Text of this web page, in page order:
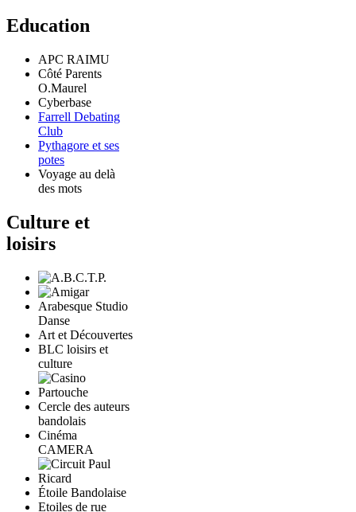
Education
APC RAIMU
Côté Parents
O.Maurel
Cyberbase
Farrell Debating
Club
Pythagore et ses
potes
Voyage au delà
des mots
Culture et
loisirs
Arabesque Studio
Danse
Art et Découvertes
BLC loisirs et
culture
Cercle des auteurs
bandolais
Cinéma
CAMERA
Étoile Bandolaise
Etoiles de rue